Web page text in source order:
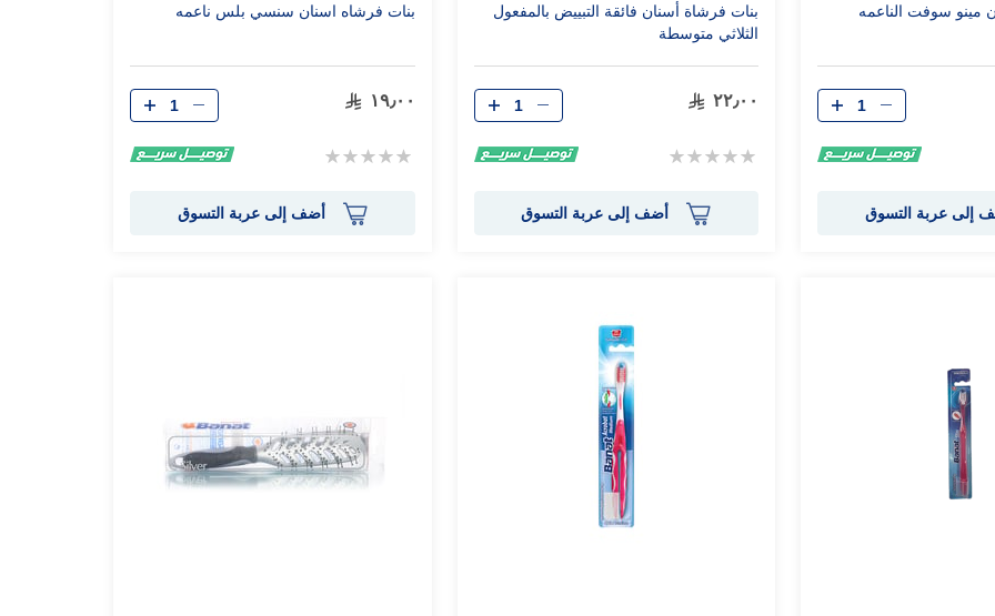
مينو سوفت الناعمه
الكمية
إلى عربة التسوق
بنات فرشاة أسنان فائقة التبييض بالمفعول
الثلاثي متوسطة
٢٢٫٠٠
Rating:
الكمية
أضف إلى عربة التسوق
بنات فرشاه اسنان سنسي بلس ناعمه
١٩٫٠٠
Rating:
الكمية
أضف إلى عربة التسوق